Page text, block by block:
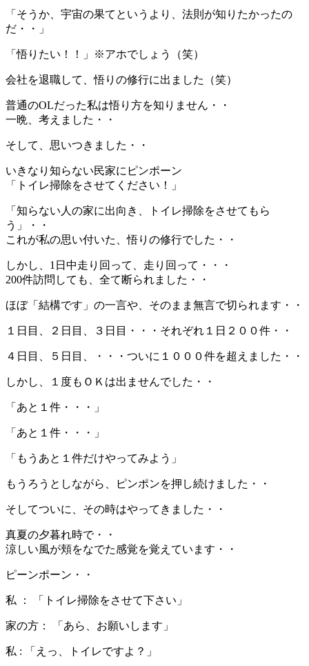
「そうか、宇宙の果てというより、法則が知りたかったの
だ・・」
「悟りたい！！」※アホでしょう（笑）
会社を退職して、悟りの修行に出ました（笑）
普通のOLだった私は悟り方を知りません・・
一晩、考えました・・
そして、思いつきました・・
いきなり知らない民家にピンポーン
「トイレ掃除をさせてください！」
「知らない人の家に出向き、トイレ掃除をさせてもら
う」・・
これが私の思い付いた、悟りの修行でした・・
しかし、1日中走り回って、走り回って・・・
200件訪問しても、全て断られました・・
ほぼ「結構です」の一言や、そのまま無言で切られます・・
１日目、２日目、３日目・・・それぞれ１日２００件・・
４日目、５日目、・・・ついに１０００件を超えました・・
しかし、１度もＯＫは出ませんでした・・
「あと１件・・・」
「あと１件・・・」
「もうあと１件だけやってみよう」
もうろうとしながら、ピンポンを押し続けました・・
そしてついに、その時はやってきました・・
真夏の夕暮れ時で・・
涼しい風が頬をなでた感覚を覚えています・・
ピーンポーン・・
私 ： 「トイレ掃除をさせて下さい」
家の方： 「あら、お願いします」
私 : 「えっ、トイレですよ？」